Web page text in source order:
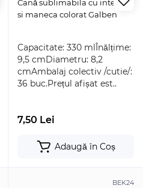
Cană sublimabila cu interior
si maneca colorat Galben
Capacitate: 330 mlÎnălțime:
9,5 cmDiametru: 8,2
cmAmbalaj colectiv /cutie/:
36 buc.Prețul afișat est..
7,50 Lei
Adaugă în Coș
BEK24